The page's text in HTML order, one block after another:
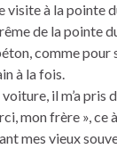
visite à la pointe
de la pointe
comme pour
à la fois.
il m’a pris
mon frère », ce
mes vieux